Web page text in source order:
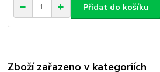
Přidat do košíku
Zboží zařazeno v kategoriích